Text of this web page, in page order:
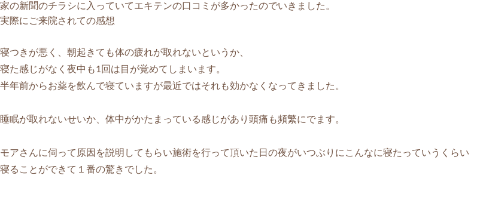
家の新聞のチラシに入っていてエキテンの口コミが多かったのでいきました。
実際にご来院されての感想
寝つきが悪く、朝起きても体の疲れが取れないというか、
寝た感じがなく夜中も1回は目が覚めてしまいます。
半年前からお薬を飲んで寝ていますが最近ではそれも効かなくなってきました。
睡眠が取れないせいか、体中がかたまっている感じがあり頭痛も頻繁にでます。
モアさんに伺って原因を説明してもらい施術を行って頂いた日の夜がいつぶりにこんなに寝たっていうくらい
寝ることができて１番の驚きでした。